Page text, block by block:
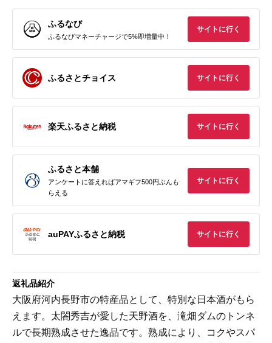
ふるなび
ふるなびマネーチャージで5%即増量中！
サイトに行く
ふるさとチョイス サイトに行く
楽天ふるさと納税 サイトに行く
ふるさと本舗
アンケートに答えればアマギフ500円ぶんも
らえる
サイトに行く
auPAYふるさと納税 サイトに行く
返礼品紹介
大阪府河内長野市の特産品として、特別な日本酒がもら
えます。太閤秀吉が愛した天野酒を、滝畑ダムのトンネ
ルで長期熟成させた逸品です。熟成により、コクやスパ